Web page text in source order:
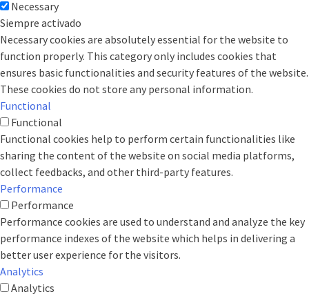
Necessary
Siempre activado
Necessary cookies are absolutely essential for the website to
function properly. This category only includes cookies that
ensures basic functionalities and security features of the website.
These cookies do not store any personal information.
Functional
Functional
Functional cookies help to perform certain functionalities like
sharing the content of the website on social media platforms,
collect feedbacks, and other third-party features.
Performance
Performance
Performance cookies are used to understand and analyze the key
performance indexes of the website which helps in delivering a
better user experience for the visitors.
Analytics
Analytics